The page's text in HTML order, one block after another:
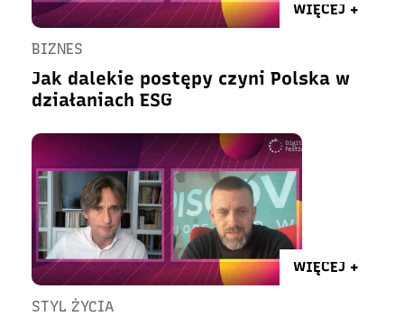
WIĘCEJ +
BIZNES
Jak dalekie postępy czyni Polska w
działaniach ESG
WIĘCEJ +
STYL ŻYCIA